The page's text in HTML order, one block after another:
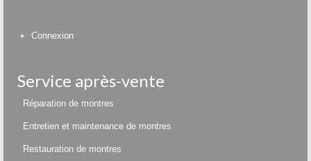
Connexion
Service après-vente
Réparation de montres
Entretien et maintenance de montres
Restauration de montres